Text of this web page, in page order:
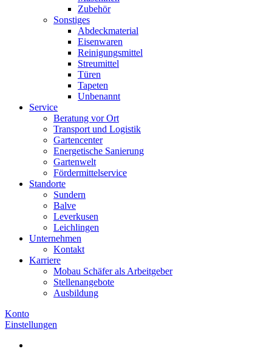
Zubehör
Sonstiges
Abdeckmaterial
Eisenwaren
Reinigungsmittel
Streumittel
Türen
Tapeten
Unbenannt
Service
Beratung vor Ort
Transport und Logistik
Gartencenter
Energetische Sanierung
Gartenwelt
Fördermittelservice
Standorte
Sundern
Balve
Leverkusen
Leichlingen
Unternehmen
Kontakt
Karriere
Mobau Schäfer als Arbeitgeber
Stellenangebote
Ausbildung
Konto
Einstellungen